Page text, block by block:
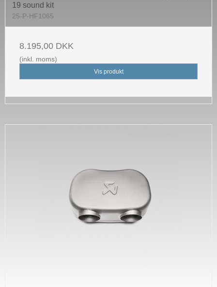
19 sound kit
25-P-HF1065
8.195,00 DKK
(inkl. moms)
Vis produkt